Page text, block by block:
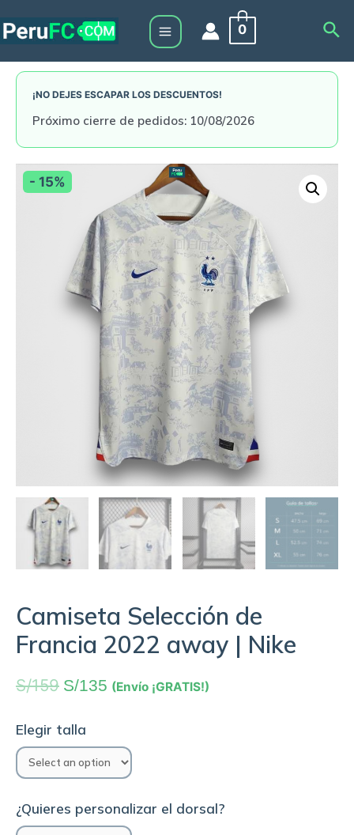
to
Main
Menu
0
¡NO DEJES ESCAPAR LOS DESCUENTOS!
Próximo cierre de pedidos: 10/08/2026
- 15%
Camiseta Selección de
Francia 2022 away | Nike
S/159 S/135 (Envío ¡GRATIS!)
Elegir talla
¿Quieres personalizar el dorsal?